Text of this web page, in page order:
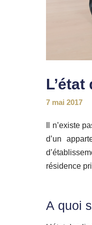
7 mai 2017
Il n’existe
d’un
résidence
A quoi